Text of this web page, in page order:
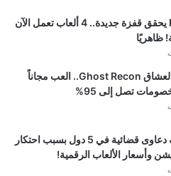
محاكي PS5 يحقق قفزة جديدة.. 4 ألعاب تعمل الآن
ظاهريًا
أفضل وقت لعشاق Ghost Recon.. العب مجاناً
تصل إلى 95%
سوني تواجه دعاوى قضائية في 5 دول بسبب احتكار
وأسعار الألعاب الرقمية!